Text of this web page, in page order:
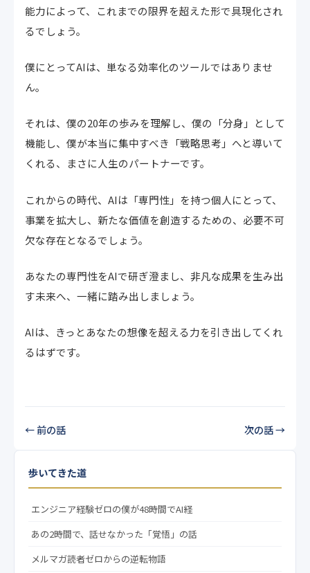
能力によって、これまでの限界を超えた形で具現化され
るでしょう。
僕にとってAIは、単なる効率化のツールではありませ
ん。
それは、僕の20年の歩みを理解し、僕の「分身」として
機能し、僕が本当に集中すべき「戦略思考」へと導いて
くれる、まさに人生のパートナーです。
これからの時代、AIは「専門性」を持つ個人にとって、
事業を拡大し、新たな価値を創造するための、必要不可
欠な存在となるでしょう。
あなたの専門性をAIで研ぎ澄まし、非凡な成果を生み出
す未来へ、一緒に踏み出しましょう。
AIは、きっとあなたの想像を超える力を引き出してくれ
るはずです。
← 前の話 次の話 →
歩いてきた道
エンジニア経験ゼロの僕が48時間でAI経
あの2時間で、話せなかった「覚悟」の話
メルマガ読者ゼロからの逆転物語